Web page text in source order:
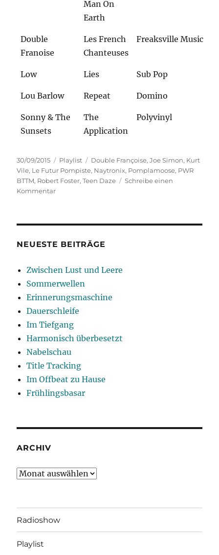
Man On
Earth
Double
Franoise
Les French
Chanteuses
Freaksville Music
Low Lies Sub Pop
Lou Barlow Repeat Domino
Sonny & The
Sunsets
The
Application
Polyvinyl
Veröffentlicht
am
30/09/2015 Kategorien
Playlist Schlagwörter
Double Françoise,Joe Simon, Kurt
Vile, Le Futur Pompiste, Naytronix, Pomplamoose, PWR
BTTM, Robert Foster,Teen Daze
Schreibe einen
Kommentarzu
NEUESTE BEITRÄGE
Zwischen Lust und Leere
Sommerwellen
Erinnerungsmaschine
Dauerschleife
Im Tiefgang
Harmonisch überbesetzt
Nabelschau
Title Tracking
Im Offbeat zu Hause
Frühlingsbasar
ARCHIV
Archiv
Radioshow
Playlist